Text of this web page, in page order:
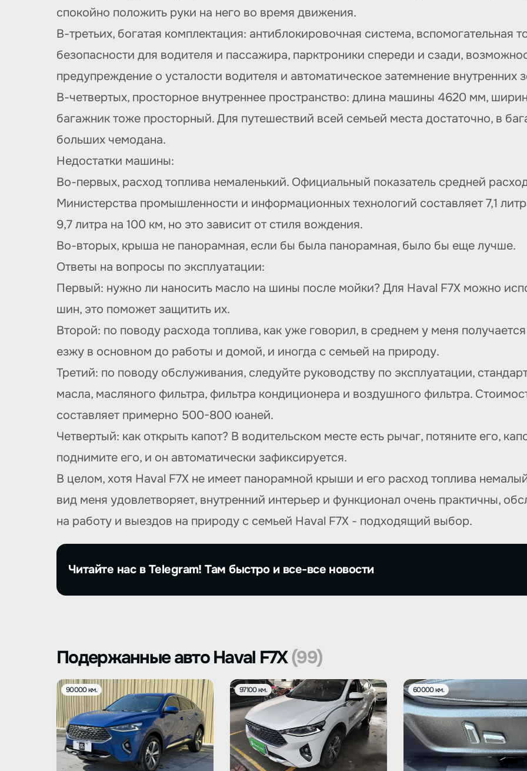
спокойно положить руки на него во время движения.
В-третьих, богатая комплектация: антиблокировочная система, вспомогательная
безопасности для водителя и пассажира, парктроники спереди и сзади,
предупреждение о усталости водителя и автоматическое затемнение внутренних
В-четвертых, просторное внутреннее пространство: длина машины 4620 мм,
багажник тоже просторный. Для путешествий всей семьей места достаточно, в
больших чемодана.
Недостатки машины:
Во-первых, расход топлива немаленький. Официальный показатель средней
Министерства промышленности и информационных технологий составляет 7,1
9,7 литра на 100 км, но это зависит от стиля вождения.
Во-вторых, крыша не панорамная, если бы была панорамная, было бы еще лучше.
Ответы на вопросы по эксплуатации:
Первый: нужно ли наносить масло на шины после мойки? Для Haval F7X можно
шин, это поможет защитить их.
Второй: по поводу расхода топлива, как уже говорил, в среднем у меня
езжу в основном до работы и домой, и иногда с семьей на природу.
Третий: по поводу обслуживания, следуйте руководству по эксплуатации,
масла, масляного фильтра, фильтра кондиционера и воздушного фильтра.
составляет примерно 500-800 юаней.
Четвертый: как открыть капот? В водительском месте есть рычаг, потяните его,
поднимите его, и он автоматически зафиксируется.
В целом, хотя Haval F7X не имеет панорамной крыши и его расход топлива
вид меня удовлетворяет, внутренний интерьер и функционал очень практичны,
на работу и выездов на природу с семьей Haval F7X - подходящий выбор.
Читайте нас в Telegram! Там быстро и все-все новости
Подержанные авто Haval F7X(99)
90000 км. 97100 км. 60000 км.